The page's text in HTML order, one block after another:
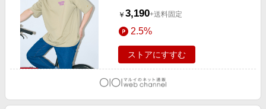
￥ 3,190+送料固定
2.5%
ストアにすすむ